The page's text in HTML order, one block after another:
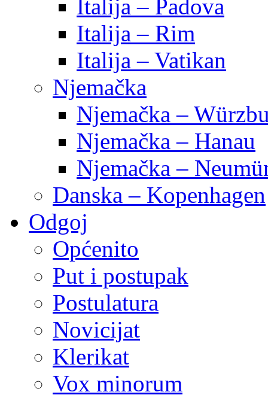
Italija – Padova
Italija – Rim
Italija – Vatikan
Njemačka
Njemačka –
Njemačka – Hanau
Njemačka –
Danska – Kopenhagen
Odgoj
Općenito
Put i postupak
Postulatura
Novicijat
Klerikat
Vox minorum